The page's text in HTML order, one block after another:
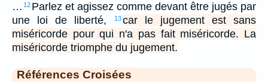
… 12 Parlez et agissez comme devant être jugés par
une loi de liberté,
13car le jugement est sans
miséricorde pour qui n'a pas fait miséricorde. La
miséricorde triomphe du jugement.
Références Croisées